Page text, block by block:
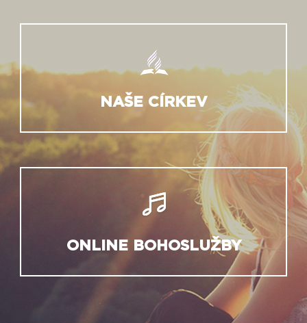
NAŠE CÍRKEV
ONLINE BOHOSLUŽBY